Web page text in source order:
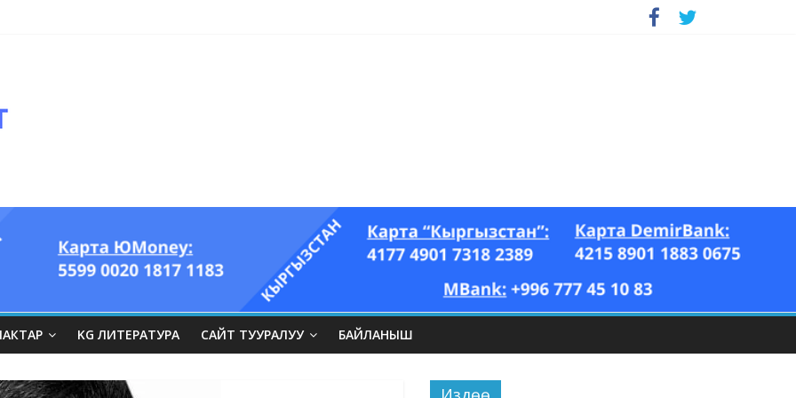
KG ЛИТЕРАТУРА САЙТ ТУУРАЛУУ БАЙЛАНЫШ